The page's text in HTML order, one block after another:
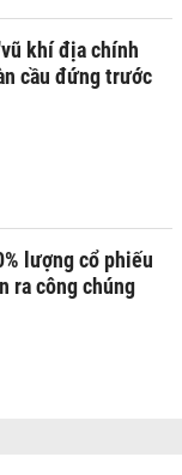
khí địa chính
cầu đứng trước
lượng cổ phiếu
ra công chúng